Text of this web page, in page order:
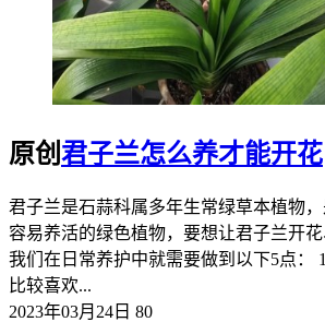
原创君子兰怎么养才能开花
君子兰是石蒜科属多年生常绿草本植物
容易养活的绿色植物，要想让君子兰开花
我们在日常养护中就需要做到以下5点：
比较喜欢...
2023年03月24日 80